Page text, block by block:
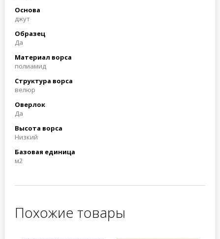
Основа
джут
Образец
Да
Материал ворса
полиамид
Структура ворса
велюр
Оверлок
Да
Высота ворса
Низкий
Базовая единица
м2
Похожие товары